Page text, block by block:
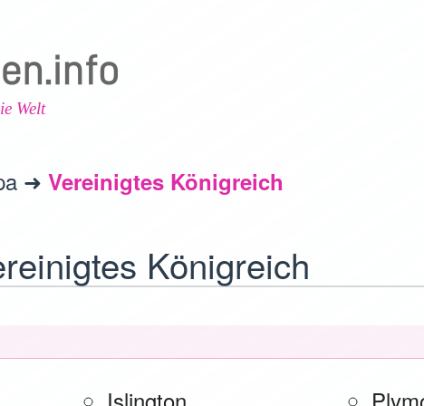
Welt
Vereinigtes Königreich
Königreich